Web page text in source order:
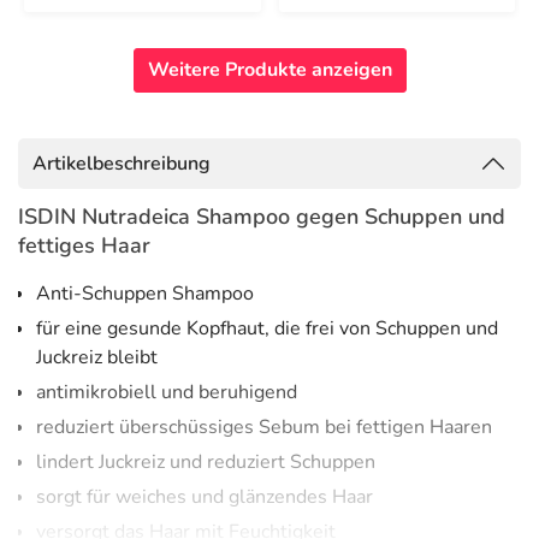
Weitere Produkte anzeigen
Artikelbeschreibung
ISDIN Nutradeica Shampoo gegen Schuppen und
fettiges Haar
Anti-Schuppen Shampoo
für eine gesunde Kopfhaut, die frei von Schuppen und
Juckreiz bleibt
antimikrobiell und beruhigend
reduziert überschüssiges Sebum bei fettigen Haaren
lindert Juckreiz und reduziert Schuppen
sorgt für weiches und glänzendes Haar
versorgt das Haar mit Feuchtigkeit